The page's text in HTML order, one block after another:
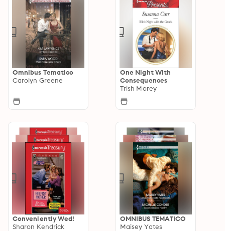
Omnibus Tematico
Carolyn Greene
One Night With
Consequences
Trish Morey
Conveniently Wed!
Sharon Kendrick
OMNIBUS TEMATICO
Maisey Yates